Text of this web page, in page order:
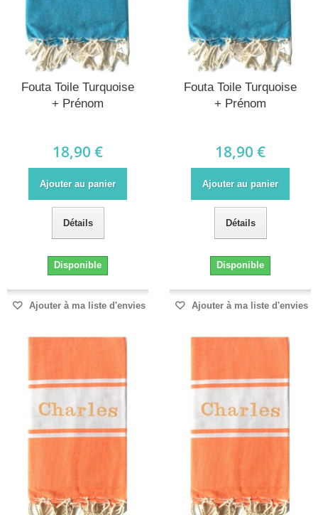
Fouta Toile Turquoise
+ Prénom
18,90 €
Ajouter au panier
Détails
Disponible
Ajouter à ma liste d'envies
Fouta Toile Turquoise
+ Prénom
18,90 €
Ajouter au panier
Détails
Disponible
Ajouter à ma liste d'envies